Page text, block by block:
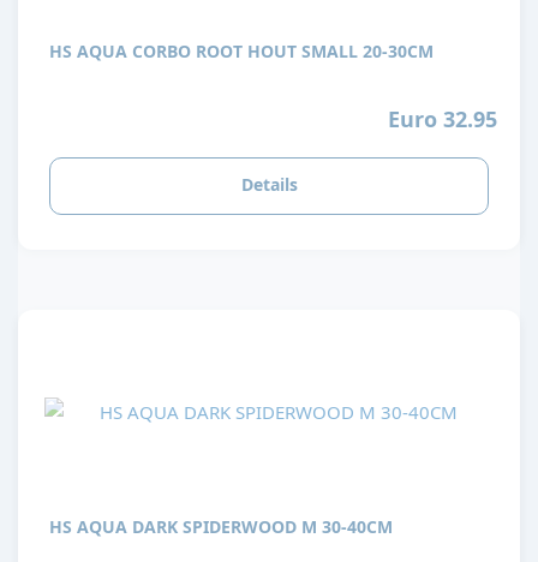
HS AQUA CORBO ROOT HOUT SMALL 20-30CM
Euro 32.95
Details
HS AQUA DARK SPIDERWOOD M 30-40CM